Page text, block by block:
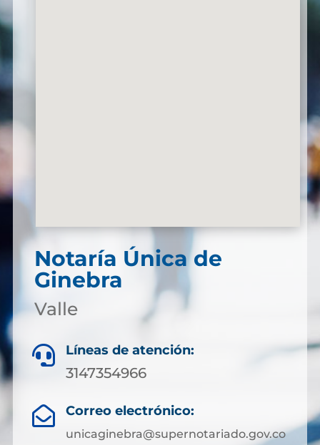
Notaría Única de
Ginebra
Valle
 Líneas de atención:
3147354966
 Correo electrónico:
unicaginebra@supernotariado.gov.co